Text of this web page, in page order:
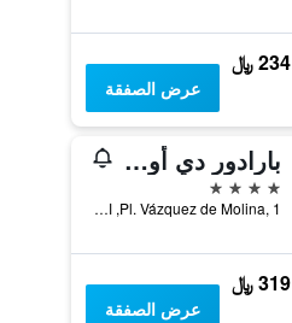
234 ﷼
عرض الصفقة
بارادور دي أوبيدا
4 نجوم
Pl. Vázquez de Molina, 1, اوبيذا, منطقة أندلوسيا, أسبانيا
319 ﷼
عرض الصفقة